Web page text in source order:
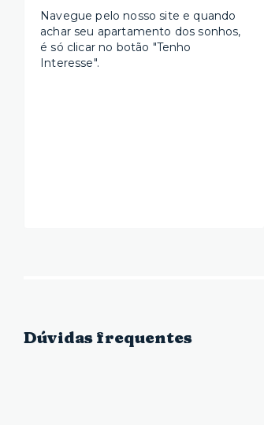
Navegue pelo nosso site e quando
achar seu apartamento dos sonhos,
é só clicar no botão "Tenho
Interesse".
Dúvidas frequentes